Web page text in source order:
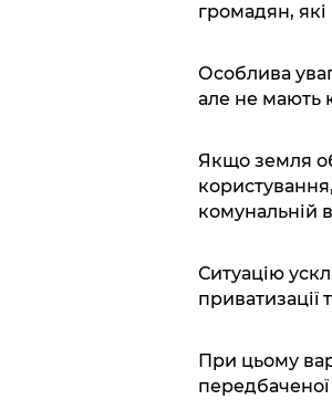
громадян,
Особлива
але не мають
Якщо земля
комунальній
Ситуацію
При цьому